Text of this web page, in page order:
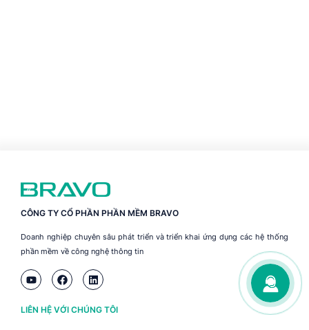
CÔNG TY CỔ PHẦN PHẦN MỀM BRAVO
Doanh nghiệp chuyên sâu phát triển và triển khai ứng dụng các hệ thống
phần mềm về công nghệ thông tin
LIÊN HỆ VỚI CHÚNG TÔI